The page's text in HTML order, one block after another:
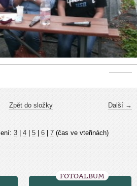
Další →
Zpět do složky
3 4 5 6 7 (čas ve vteřinách)
FOTOALBUM